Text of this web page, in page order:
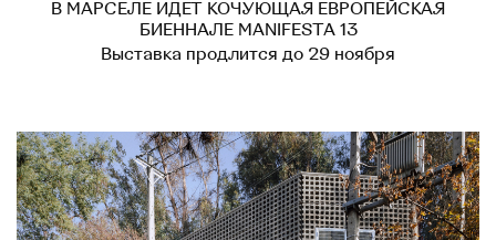
В МАРСЕЛЕ ИДЕТ КОЧУЮЩАЯ ЕВРОПЕЙСКАЯ
БИЕННАЛЕ MANIFESTA 13
Выставка продлится до 29 ноября